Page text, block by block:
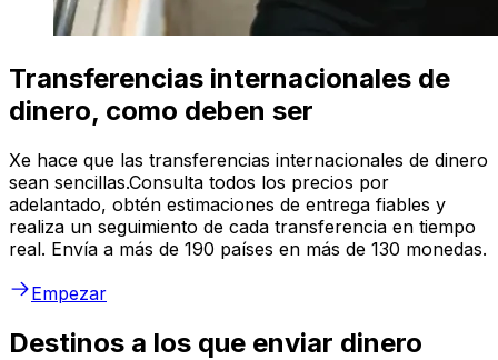
Transferencias internacionales de
dinero, como deben ser
Xe hace que las transferencias internacionales de dinero
sean sencillas.Consulta todos los precios por
adelantado, obtén estimaciones de entrega fiables y
realiza un seguimiento de cada transferencia en tiempo
real. Envía a más de 190 países en más de 130 monedas.
Empezar
Destinos a los que enviar dinero